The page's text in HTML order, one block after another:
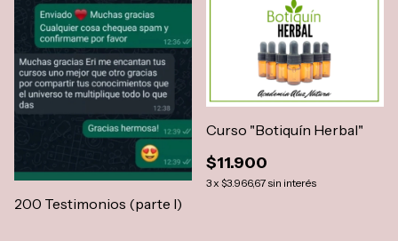
200 Testimonios (parte I)
Curso "Botiquín Herbal"
$11.900
3x $3.966,67sin interés